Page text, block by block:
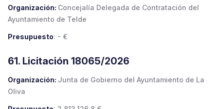
Organización: Concejalía Delegada de Contratación del
Ayuntamiento de Telde
Presupuesto: - €
61. Licitación 18065/2026
Organización: Junta de Gobierno del Ayuntamiento de La
Oliva